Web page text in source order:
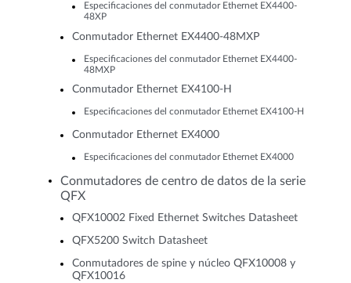
Especificaciones del conmutador Ethernet EX4400-
48XP
Conmutador Ethernet EX4400-48MXP
Especificaciones del conmutador Ethernet EX4400-
48MXP
Conmutador Ethernet EX4100-H
Especificaciones del conmutador Ethernet EX4100-H
Conmutador Ethernet EX4000
Especificaciones del conmutador Ethernet EX4000
Conmutadores de centro de datos de la serie
QFX
QFX10002 Fixed Ethernet Switches Datasheet
QFX5200 Switch Datasheet
Conmutadores de spine y núcleo QFX10008 y
QFX10016